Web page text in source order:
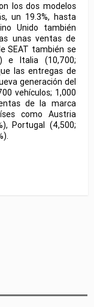
los dos modelos
un 19.3%, hasta
Unido también
unas ventas de
SEAT también se
e Italia (10,700;
las entregas de
generación del
vehículos; 1,000
de la marca
como Austria
Portugal (4,500;